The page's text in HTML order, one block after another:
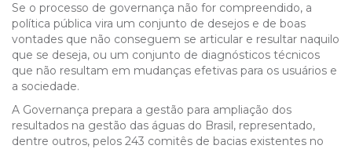
Se o processo de governança não for compreendido, a
política pública vira um conjunto de desejos e de boas
vontades que não conseguem se articular e resultar naquilo
que se deseja, ou um conjunto de diagnósticos técnicos
que não resultam em mudanças efetivas para os usuários e
a sociedade.
A Governança prepara a gestão para ampliação dos
resultados na gestão das águas do Brasil, representado,
dentre outros, pelos 243 comitês de bacias existentes no